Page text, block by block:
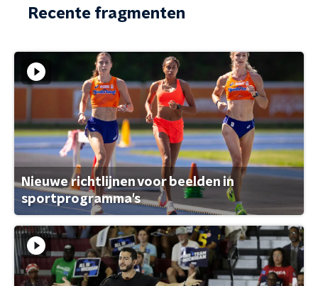
Recente fragmenten
Nieuwe richtlijnen voor beelden in
sportprogramma's